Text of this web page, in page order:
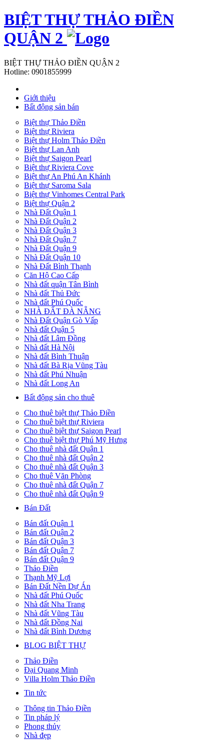
BIỆT THỰ THẢO ĐIỀN
QUẬN 2
BIỆT THỰ THẢO ĐIỀN QUẬN 2
Hotline: 0901855999
Giới thiệu
Bất động sản bán
Biệt thự Thảo Điền
Biệt thự Riviera
Biệt thự Holm Thảo Điền
Biệt thự Lan Anh
Biệt thự Saigon Pearl
Biệt thự Riviera Cove
Biệt thự An Phú An Khánh
Biệt thự Saroma Sala
Biệt thự Vinhomes Central Park
Biệt thự Quận 2
Nhà Đất Quận 1
Nhà Đất Quận 2
Nhà Đất Quận 3
Nhà Đất Quận 7
Nhà Đất Quận 9
Nhà Đất Quận 10
Nhà Đất Bình Thạnh
Căn Hộ Cao Cấp
Nhà đất quận Tân Bình
Nhà đất Thủ Đức
Nhà đất Phú Quốc
NHÀ ĐẤT ĐÀ NẴNG
Nhà Đất Quận Gò Vấp
Nhà đất Quận 5
Nhà đất Lâm Đồng
Nhà đất Hà Nội
Nhà đất Bình Thuận
Nhà đất Bà Rịa Vũng Tàu
Nhà đất Phú Nhuận
Nhà đất Long An
Bất động sản cho thuê
Cho thuê biệt thự Thảo Điền
Cho thuê biệt thự Riviera
Cho thuê biệt thự Saigon Pearl
Cho thuê biệt thự Phú Mỹ Hưng
Cho thuê nhà đất Quận 1
Cho thuê nhà đất Quận 2
Cho thuê nhà đất Quận 3
Cho thuê Văn Phòng
Cho thuê nhà đất Quận 7
Cho thuê nhà đất Quận 9
Bán Đất
Bán đất Quận 1
Bán đất Quận 2
Bán đất Quận 3
Bán đất Quận 7
Bán đất Quận 9
Thảo Điền
Thạnh Mỹ Lợi
Bán Đất Nền Dự Án
Nhà đất Phú Quốc
Nhà đất Nha Trang
Nhà đất Vũng Tàu
Nhà đất Đồng Nai
Nhà đất Bình Dương
BLOG BIỆT THỰ
Thảo Điền
Đại Quang Minh
Villa Holm Thảo Điền
Tin tức
Thông tin Thảo Điền
Tin pháp lý
Phong thủy
Nhà đẹp